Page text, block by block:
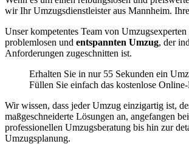
wir Ihr Umzugsdienstleister aus Mannheim.
Unser kompetentes Team von Umzugsexperten
problemlosen und entspannten Umzug, der
Anforderungen zugeschnitten ist.
Erhalten Sie in nur 55 Sekunden ein
Füllen Sie einfach das kostenlose
Wir wissen, dass jeder Umzug einzigartig ist,
maßgeschneiderte Lösungen an, angefangen
professionellen Umzugsberatung bis hin zur
Umzugsplanung.